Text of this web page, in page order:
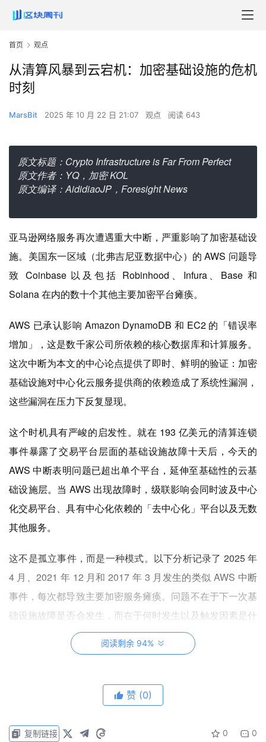
首页 观点
从清算风暴到云宕机：加密基础设施的危机
时刻
MarsBit 2025 年 10 月 22 日 21:07 观点 阅读 643
原文标题：Crypto Infrastructure is Far From Perfect
原文作者：YQ，加密 KOL
原文编译：AididiaoJP，Foresight News
亚马逊网络服务再次遭遇重大中断，严重影响了加密基础设
施。美国东一区域（北弗吉尼亚数据中心）的 AWS 问题导
致 Coinbase 以及包括 Robinhood、Infura、Base 和
Solana 在内的数十个其他主要加密平台瘫痪。
AWS 已承认影响 Amazon DynamoDB 和 EC2 的「错误率
增加」，这是数千家公司所依赖的核心数据库和计算服务。
这次中断为本文的中心论点提供了即时、鲜明的验证：加密
基础设施对中心化云服务提供商的依赖造成了系统性漏洞，
这些漏洞在压力下反复显现。
这个时机具有严峻的启发性。就在 193 亿美元的清算连锁
事件暴露了交易平台层面的基础设施故障十天后，今天的
AWS 中断表明问题已超出单个平台，延伸至基础性的云基
础设施层。当 AWS 出现故障时，级联影响会同时波及中心
化交易平台、具有中心化依赖的「去中心化」平台以及无数
其他服务。
这不是孤立事件，而是一种模式。以下分析记录了 2025 年
4 月、2021 年 12 月和 2017 年 3 月发生的类似 AWS 中断
事件，每次都导致主要加密服务瘫痪。问题不在于下一次基
础设施故障是否会发生，而在于何时发生以及触发因素是什
2025 年 10 月 10-11 日的清算连锁事件为基础设施故障模
阅读剩余 94%
赞 (0)
0 0
复制链接